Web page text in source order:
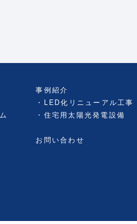
事例紹介
LED化リニューアル工事
住宅用太陽光発電設備
お問い合わせ